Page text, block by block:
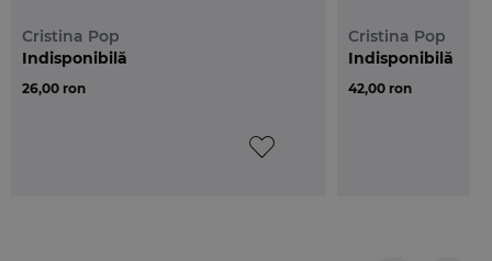
Cristina Pop
26,00 ron
Indisponibilă
Cristina Pop
42,00 ron
Indisponibilă